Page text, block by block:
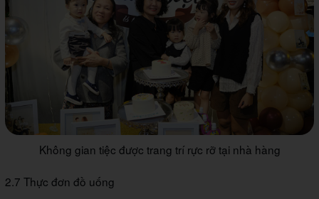
Không gian tiệc được trang trí rực rỡ tại nhà hàng
2.7 Thực đơn đồ uống